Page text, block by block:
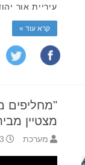
עיריית אור
קרא עוד »
"מחליפים
מצטיין
מערכת 3 יולי 2025 15:25